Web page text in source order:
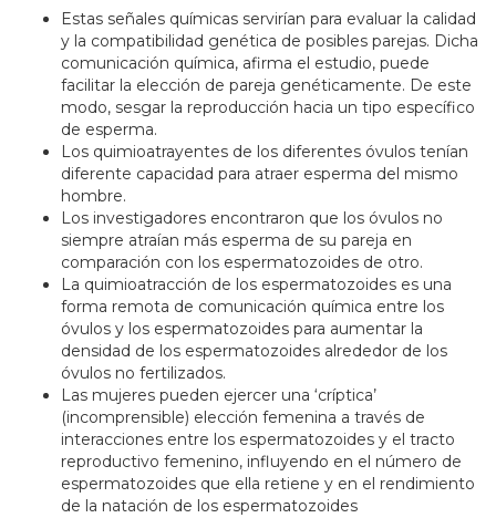
Estas señales químicas servirían para evaluar la calidad
y la compatibilidad genética de posibles parejas. Dicha
comunicación química, afirma el estudio, puede
facilitar la elección de pareja genéticamente. De este
modo, sesgar la reproducción hacia un tipo específico
de esperma.
Los quimioatrayentes de los diferentes óvulos tenían
diferente capacidad para atraer esperma del mismo
hombre.
Los investigadores encontraron que los óvulos no
siempre atraían más esperma de su pareja en
comparación con los espermatozoides de otro.
La quimioatracción de los espermatozoides es una
forma remota de comunicación química entre los
óvulos y los espermatozoides para aumentar la
densidad de los espermatozoides alrededor de los
óvulos no fertilizados.
Las mujeres pueden ejercer una ‘críptica’
(incomprensible) elección femenina a través de
interacciones entre los espermatozoides y el tracto
reproductivo femenino, influyendo en el número de
espermatozoides que ella retiene y en el rendimiento
de la natación de los espermatozoides